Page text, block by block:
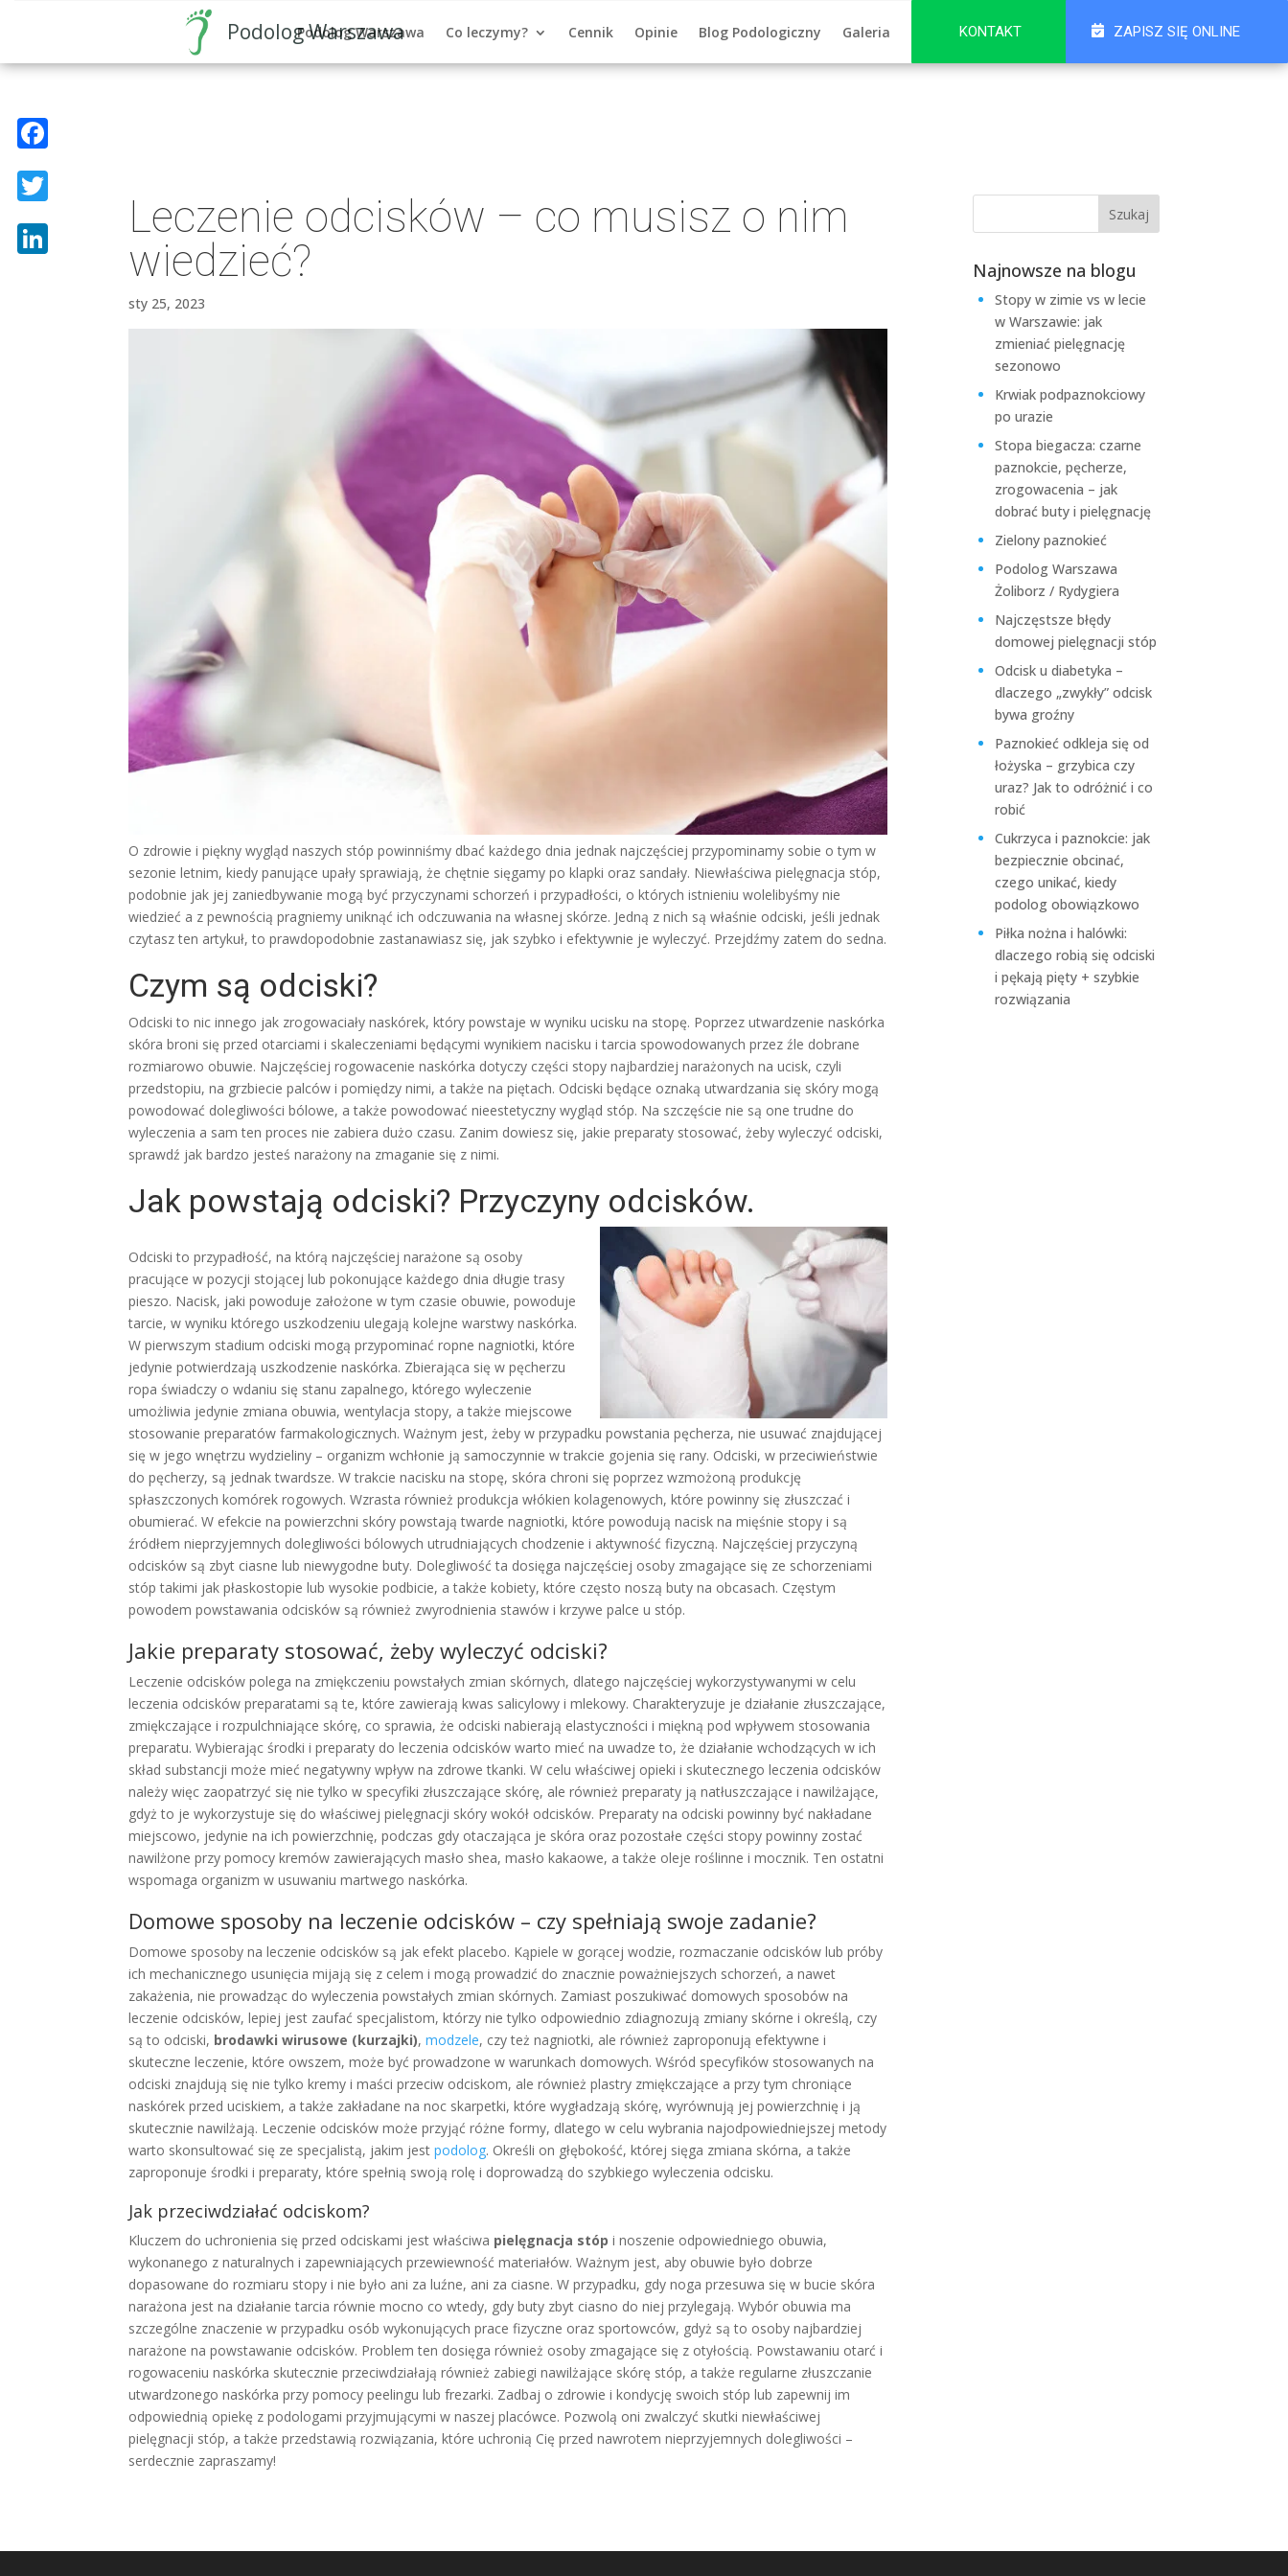
Podolog Warszawa
Podolog Warszawa Co leczymy? Cennik Opinie Blog Podologiczny Galeria KONTAKT ZAPISZ SIĘ ONLINE
Leczenie odcisków – co musisz o nim
wiedzieć?
sty 25, 2023
O zdrowie i piękny wygląd naszych stóp powinniśmy dbać każdego dnia jednak najczęściej przypominamy sobie o tym w
sezonie letnim, kiedy panujące upały sprawiają, że chętnie sięgamy po klapki oraz sandały. Niewłaściwa pielęgnacja stóp,
podobnie jak jej zaniedbywanie mogą być przyczynami schorzeń i przypadłości, o których istnieniu wolelibyśmy nie
wiedzieć a z pewnością pragniemy uniknąć ich odczuwania na własnej skórze. Jedną z nich są właśnie odciski, jeśli jednak
czytasz ten artykuł, to prawdopodobnie zastanawiasz się, jak szybko i efektywnie je wyleczyć. Przejdźmy zatem do sedna.
Czym są odciski?
Odciski to nic innego jak zrogowaciały naskórek, który powstaje w wyniku ucisku na stopę. Poprzez utwardzenie naskórka
skóra broni się przed otarciami i skaleczeniami będącymi wynikiem nacisku i tarcia spowodowanych przez źle dobrane
rozmiarowo obuwie. Najczęściej rogowacenie naskórka dotyczy części stopy najbardziej narażonych na ucisk, czyli
przedstopiu, na grzbiecie palców i pomiędzy nimi, a także na piętach. Odciski będące oznaką utwardzania się skóry mogą
powodować dolegliwości bólowe, a także powodować nieestetyczny wygląd stóp. Na szczęście nie są one trudne do
wyleczenia a sam ten proces nie zabiera dużo czasu. Zanim dowiesz się, jakie preparaty stosować, żeby wyleczyć odciski,
sprawdź jak bardzo jesteś narażony na zmaganie się z nimi.
Jak powstają odciski? Przyczyny odcisków.
Odciski to przypadłość, na którą najczęściej narażone są osoby
pracujące w pozycji stojącej lub pokonujące każdego dnia długie trasy
pieszo. Nacisk, jaki powoduje założone w tym czasie obuwie, powoduje
tarcie, w wyniku którego uszkodzeniu ulegają kolejne warstwy naskórka.
W pierwszym stadium odciski mogą przypominać ropne nagniotki, które
jedynie potwierdzają uszkodzenie naskórka. Zbierająca się w pęcherzu
ropa świadczy o wdaniu się stanu zapalnego, którego wyleczenie
umożliwia jedynie zmiana obuwia, wentylacja stopy, a także miejscowe
stosowanie preparatów farmakologicznych. Ważnym jest, żeby w przypadku powstania pęcherza, nie usuwać znajdującej
się w jego wnętrzu wydzieliny – organizm wchłonie ją samoczynnie w trakcie gojenia się rany. Odciski, w przeciwieństwie
do pęcherzy, są jednak twardsze. W trakcie nacisku na stopę, skóra chroni się poprzez wzmożoną produkcję
spłaszczonych komórek rogowych. Wzrasta również produkcja włókien kolagenowych, które powinny się złuszczać i
obumierać. W efekcie na powierzchni skóry powstają twarde nagniotki, które powodują nacisk na mięśnie stopy i są
źródłem nieprzyjemnych dolegliwości bólowych utrudniających chodzenie i aktywność fizyczną. Najczęściej przyczyną
odcisków są zbyt ciasne lub niewygodne buty. Dolegliwość ta dosięga najczęściej osoby zmagające się ze schorzeniami
stóp takimi jak płaskostopie lub wysokie podbicie, a także kobiety, które często noszą buty na obcasach. Częstym
powodem powstawania odcisków są również zwyrodnienia stawów i krzywe palce u stóp.
Jakie preparaty stosować, żeby wyleczyć odciski?
Leczenie odcisków polega na zmiękczeniu powstałych zmian skórnych, dlatego najczęściej wykorzystywanymi w celu
leczenia odcisków preparatami są te, które zawierają kwas salicylowy i mlekowy. Charakteryzuje je działanie złuszczające,
zmiękczające i rozpulchniające skórę, co sprawia, że odciski nabierają elastyczności i miękną pod wpływem stosowania
preparatu. Wybierając środki i preparaty do leczenia odcisków warto mieć na uwadze to, że działanie wchodzących w ich
skład substancji może mieć negatywny wpływ na zdrowe tkanki. W celu właściwej opieki i skutecznego leczenia odcisków
należy więc zaopatrzyć się nie tylko w specyfiki złuszczające skórę, ale również preparaty ją natłuszczające i nawilżające,
gdyż to je wykorzystuje się do właściwej pielęgnacji skóry wokół odcisków. Preparaty na odciski powinny być nakładane
miejscowo, jedynie na ich powierzchnię, podczas gdy otaczająca je skóra oraz pozostałe części stopy powinny zostać
nawilżone przy pomocy kremów zawierających masło shea, masło kakaowe, a także oleje roślinne i mocznik. Ten ostatni
wspomaga organizm w usuwaniu martwego naskórka.
Domowe sposoby na leczenie odcisków – czy spełniają swoje zadanie?
Domowe sposoby na leczenie odcisków są jak efekt placebo. Kąpiele w gorącej wodzie, rozmaczanie odcisków lub próby
ich mechanicznego usunięcia mijają się z celem i mogą prowadzić do znacznie poważniejszych schorzeń, a nawet
zakażenia, nie prowadząc do wyleczenia powstałych zmian skórnych. Zamiast poszukiwać domowych sposobów na
leczenie odcisków, lepiej jest zaufać specjalistom, którzy nie tylko odpowiednio zdiagnozują zmiany skórne i określą, czy
są to odciski, brodawki wirusowe (kurzajki),modzele, czy też nagniotki, ale również zaproponują efektywne i
skuteczne leczenie, które owszem, może być prowadzone w warunkach domowych. Wśród specyfików stosowanych na
odciski znajdują się nie tylko kremy i maści przeciw odciskom, ale również plastry zmiękczające a przy tym chroniące
naskórek przed uciskiem, a także zakładane na noc skarpetki, które wygładzają skórę, wyrównują jej powierzchnię i ją
skutecznie nawilżają. Leczenie odcisków może przyjąć różne formy, dlatego w celu wybrania najodpowiedniejszej metody
warto skonsultować się ze specjalistą, jakim jestpodolog. Określi on głębokość, której sięga zmiana skórna, a także
zaproponuje środki i preparaty, które spełnią swoją rolę i doprowadzą do szybkiego wyleczenia odcisku.
Jak przeciwdziałać odciskom?
Kluczem do uchronienia się przed odciskami jest właściwa pielęgnacja stóp i noszenie odpowiedniego obuwia,
wykonanego z naturalnych i zapewniających przewiewność materiałów. Ważnym jest, aby obuwie było dobrze
dopasowane do rozmiaru stopy i nie było ani za luźne, ani za ciasne. W przypadku, gdy noga przesuwa się w bucie skóra
narażona jest na działanie tarcia równie mocno co wtedy, gdy buty zbyt ciasno do niej przylegają. Wybór obuwia ma
szczególne znaczenie w przypadku osób wykonujących prace fizyczne oraz sportowców, gdyż są to osoby najbardziej
narażone na powstawanie odcisków. Problem ten dosięga również osoby zmagające się z otyłością. Powstawaniu otarć i
rogowaceniu naskórka skutecznie przeciwdziałają również zabiegi nawilżające skórę stóp, a także regularne złuszczanie
utwardzonego naskórka przy pomocy peelingu lub frezarki. Zadbaj o zdrowie i kondycję swoich stóp lub zapewnij im
odpowiednią opiekę z podologami przyjmującymi w naszej placówce. Pozwolą oni zwalczyć skutki niewłaściwej
pielęgnacji stóp, a także przedstawią rozwiązania, które uchronią Cię przed nawrotem nieprzyjemnych dolegliwości –
serdecznie zapraszamy!
Najnowsze na blogu
Stopy w zimie vs w lecie
w Warszawie: jak
zmieniać pielęgnację
sezonowo
Krwiak podpaznokciowy
po urazie
Stopa biegacza: czarne
paznokcie, pęcherze,
zrogowacenia – jak
dobrać buty i pielęgnację
Zielony paznokieć
Podolog Warszawa
Żoliborz / Rydygiera
Najczęstsze błędy
domowej pielęgnacji stóp
Odcisk u diabetyka –
dlaczego „zwykły” odcisk
bywa groźny
Paznokieć odkleja się od
łożyska – grzybica czy
uraz? Jak to odróżnić i co
robić
Cukrzyca i paznokcie: jak
bezpiecznie obcinać,
czego unikać, kiedy
podolog obowiązkowo
Piłka nożna i halówki:
dlaczego robią się odciski
i pękają pięty + szybkie
rozwiązania